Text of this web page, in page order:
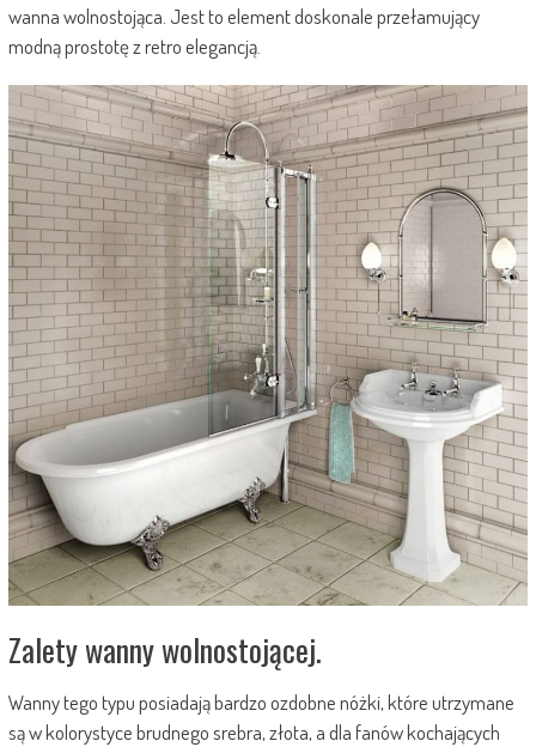
wanna wolnostojąca. Jest to element doskonale przełamujący
modną prostotę z retro elegancją.
Zalety wanny wolnostojącej.
Wanny tego typu posiadają bardzo ozdobne nóżki, które utrzymane
są w kolorystyce brudnego srebra, złota, a dla fanów kochających